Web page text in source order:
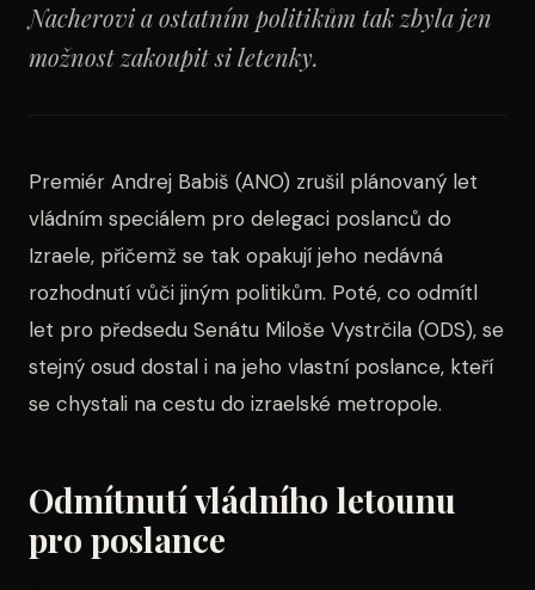
Nacherovi a ostatním politikům tak zbyla jen
možnost zakoupit si letenky.
Premiér Andrej Babiš (ANO) zrušil plánovaný let
vládním speciálem pro delegaci poslanců do
Izraele, přičemž se tak opakují jeho nedávná
rozhodnutí vůči jiným politikům. Poté, co odmítl
let pro předsedu Senátu Miloše Vystrčila (ODS), se
stejný osud dostal i na jeho vlastní poslance, kteří
se chystali na cestu do izraelské metropole.
Odmítnutí vládního letounu
pro poslance